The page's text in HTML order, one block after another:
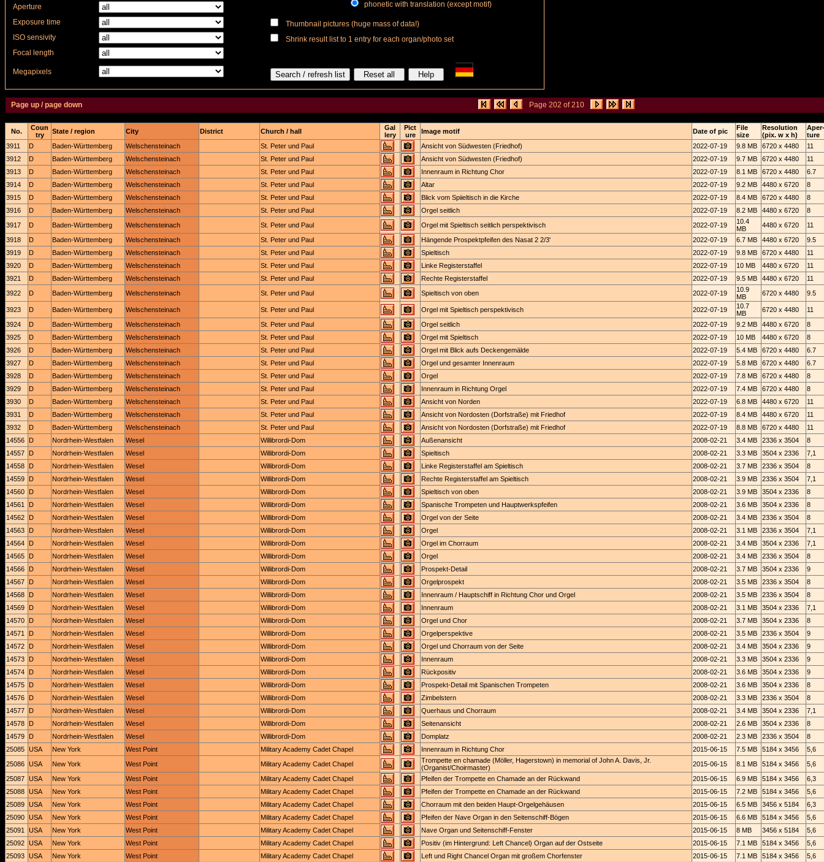
phonetic with translation (except motif)
Aperture
Exposure time
Thumbnail pictures (huge mass of data!)
ISO sensivity
Shrink result list to 1 entry for each organ/photo set
Focal length
Megapixels
Page up / page down Page 202 of 210
No.
Coun
try
State / region City District Church / hall
Gal
lery
Pict
ure
Image motif Date of pic
File
size
Resolution
(pix. w x h)
Aper-
ture
3911
D Baden-Württemberg Welschensteinach St. Peter und Paul Ansicht von Südwesten (Friedhof) 2022-07-19 9.8 MB 6720 x 4480
11
3912
D Baden-Württemberg Welschensteinach St. Peter und Paul Ansicht von Südwesten (Friedhof) 2022-07-19 9.7 MB 6720 x 4480
11
3913
D Baden-Württemberg Welschensteinach St. Peter und Paul Innenraum in Richtung Chor 2022-07-19 8.1 MB 6720 x 4480
6.7
3914
D Baden-Württemberg Welschensteinach St. Peter und Paul Altar 2022-07-19 9.2 MB 4480 x 6720
8
3915
D Baden-Württemberg Welschensteinach St. Peter und Paul Blick vom Spiieltisch in die Kirche 2022-07-19 8.4 MB 6720 x 4480
8
3916
D Baden-Württemberg Welschensteinach St. Peter und Paul Orgel seitlich 2022-07-19 8.2 MB 4480 x 6720
8
3917
D Baden-Württemberg Welschensteinach St. Peter und Paul Orgel mit Spieltisch seitlich perspektivisch 2022-07-19
10.4
MB
4480 x 6720
11
3918
D Baden-Württemberg Welschensteinach St. Peter und Paul Hängende Prospektpfeifen des Nasat 2 2/3' 2022-07-19 6.7 MB 4480 x 6720
9.5
3919
D Baden-Württemberg Welschensteinach St. Peter und Paul Spieltisch 2022-07-19 9.8 MB 6720 x 4480
11
3920
D Baden-Württemberg Welschensteinach St. Peter und Paul Linke Registerstaffel 2022-07-19 10 MB 4480 x 6720
11
3921
D Baden-Württemberg Welschensteinach St. Peter und Paul Rechte Registerstaffel 2022-07-19 9.5 MB 4480 x 6720
11
3922
D Baden-Württemberg Welschensteinach St. Peter und Paul Spieltisch von oben 2022-07-19
10.9
MB
6720 x 4480 9.5
3923 D Baden-Württemberg Welschensteinach St. Peter und Paul Orgel mit Spieltisch perspektivisch 2022-07-19
10.7
MB
6720 x 4480
11
3924
D Baden-Württemberg Welschensteinach St. Peter und Paul Orgel seitlich 2022-07-19 9.2 MB 4480 x 6720
8
3925
D Baden-Württemberg Welschensteinach St. Peter und Paul Orgel mit Spieltisch 2022-07-19 10 MB 4480 x 6720
8
3926
D Baden-Württemberg Welschensteinach St. Peter und Paul Orgel mit Blick aufs Deckengemälde 2022-07-19 5.4 MB 6720 x 4480
6.7
3927
D Baden-Württemberg Welschensteinach St. Peter und Paul Orgel und gesamter Innenraum 2022-07-19 5.8 MB 6720 x 4480
6.7
3928
D Baden-Württemberg Welschensteinach St. Peter und Paul Orgel 2022-07-19 7.8 MB 6720 x 4480
8
3929
D Baden-Württemberg Welschensteinach St. Peter und Paul Innenraum in Richtung Orgel 2022-07-19 7.4 MB 6720 x 4480
8
3930
D Baden-Württemberg Welschensteinach St. Peter und Paul Ansicht von Norden 2022-07-19 6.8 MB 4480 x 6720
11
3931
D Baden-Württemberg Welschensteinach St. Peter und Paul Ansicht von Nordosten (Dorfstraße) mit Friedhof 2022-07-19 8.4 MB 4480 x 6720
11
3932
D Baden-Württemberg Welschensteinach St. Peter und Paul Ansicht von Nordosten (Dorfstraße) mit Friedhof 2022-07-19 8.8 MB 6720 x 4480
11
14556 D Nordrhein-Westfalen Wesel Willibrordi-Dom Außenansicht 2008-02-21 3.4 MB 2336 x 3504
8
14557 D Nordrhein-Westfalen Wesel Willibrordi-Dom Spieltisch 2008-02-21 3.3 MB 3504 x 2336
7,1
14558 D Nordrhein-Westfalen Wesel Willibrordi-Dom Linke Registerstaffel am Spieltisch 2008-02-21 3.7 MB 2336 x 3504
8
14559 D Nordrhein-Westfalen Wesel Willibrordi-Dom Rechte Registerstaffel am Spieltisch 2008-02-21 3.9 MB 2336 x 3504
7,1
14560 D Nordrhein-Westfalen Wesel Willibrordi-Dom Spieltisch von oben 2008-02-21 3.9 MB 3504 x 2336
8
14561
D Nordrhein-Westfalen Wesel Willibrordi-Dom Spanische Trompeten und Hauptwerkspfeifen 2008-02-21 3.6 MB 3504 x 2336
8
14562 D Nordrhein-Westfalen Wesel Willibrordi-Dom Orgel von der Seite 2008-02-21 3.4 MB 2336 x 3504
8
14563 D Nordrhein-Westfalen Wesel Willibrordi-Dom Orgel 2008-02-21 3.1 MB 2336 x 3504
7,1
14564 D Nordrhein-Westfalen Wesel Willibrordi-Dom Orgel im Chorraum 2008-02-21 3.4 MB 3504 x 2336
7,1
14565 D Nordrhein-Westfalen Wesel Willibrordi-Dom Orgel 2008-02-21 3.4 MB 2336 x 3504
8
14566 D Nordrhein-Westfalen Wesel Willibrordi-Dom Prospekt-Detail 2008-02-21 3.7 MB 3504 x 2336
9
14567 D Nordrhein-Westfalen Wesel Willibrordi-Dom Orgelprospekt 2008-02-21 3.5 MB 2336 x 3504
8
14568 D Nordrhein-Westfalen Wesel Willibrordi-Dom Innenraum / Hauptschiff in Richtung Chor und Orgel 2008-02-21 3.5 MB 2336 x 3504
8
14569 D Nordrhein-Westfalen Wesel Willibrordi-Dom Innenraum 2008-02-21 3.1 MB 3504 x 2336
7,1
14570 D Nordrhein-Westfalen Wesel Willibrordi-Dom Orgel und Chor 2008-02-21 3.7 MB 3504 x 2336
8
14571
D Nordrhein-Westfalen Wesel Willibrordi-Dom Orgelperspektive 2008-02-21 3.5 MB 2336 x 3504
9
14572 D Nordrhein-Westfalen Wesel Willibrordi-Dom Orgel und Chorraum von der Seite 2008-02-21 3.4 MB 3504 x 2336
9
14573 D Nordrhein-Westfalen Wesel Willibrordi-Dom Innenraum 2008-02-21 3.3 MB 3504 x 2336
9
14574 D Nordrhein-Westfalen Wesel Willibrordi-Dom Rückpositiv 2008-02-21 3.6 MB 3504 x 2336
9
14575 D Nordrhein-Westfalen Wesel Willibrordi-Dom Prospekt-Detail mit Spanischen Trompeten 2008-02-21 3.6 MB 3504 x 2336
8
14576 D Nordrhein-Westfalen Wesel Willibrordi-Dom Zimbelstern 2008-02-21 3.3 MB 2336 x 3504
8
14577 D Nordrhein-Westfalen Wesel Willibrordi-Dom Querhaus und Chorraum 2008-02-21 3.4 MB 3504 x 2336
7,1
14578 D Nordrhein-Westfalen Wesel Willibrordi-Dom Seitenansicht 2008-02-21 2.6 MB 3504 x 2336
8
14579 D Nordrhein-Westfalen Wesel Willibrordi-Dom Domplatz 2008-02-21 2.3 MB 2336 x 3504
8
25085 USA New York West Point Military Academy Cadet Chapel Innenraum in Richtung Chor 2015-06-15 7.5 MB 5184 x 3456
5,6
25086 USA New York West Point Military Academy Cadet Chapel
Trompette en chamade (Möller, Hagerstown) in memorial of John A. Davis, Jr.
(Organist/Choirmaster)
2015-06-15 8.1 MB 5184 x 3456
5,6
25087 USA New York West Point Military Academy Cadet Chapel Pfeifen der Trompette en Chamade an der Rückwand 2015-06-15 6.9 MB 5184 x 3456
6,3
25088 USA New York West Point Military Academy Cadet Chapel Pfeifen der Trompette en Chamade an der Rückwand 2015-06-15 7.2 MB 5184 x 3456
5,6
25089 USA New York West Point Military Academy Cadet Chapel Chorraum mit den beiden Haupt-Orgelgehäusen 2015-06-15 6.5 MB 3456 x 5184
6,3
25090 USA New York West Point Military Academy Cadet Chapel Pfeifen der Nave Organ in den Seitenschiff-Bögen 2015-06-15 6.6 MB 5184 x 3456
5,6
25091
USA New York West Point Military Academy Cadet Chapel Nave Organ und Seitenschiff-Fenster 2015-06-15 8 MB 3456 x 5184
5,6
25092 USA New York West Point Military Academy Cadet Chapel Positiv (im Hintergrund: Left Chancel) Organ auf der Ostseite 2015-06-15 7.1 MB 5184 x 3456
5,6
25093 USA New York West Point Military Academy Cadet Chapel Left und Right Chancel Organ mit großem Chorfenster 2015-06-15 7.1 MB 5184 x 3456
5,6